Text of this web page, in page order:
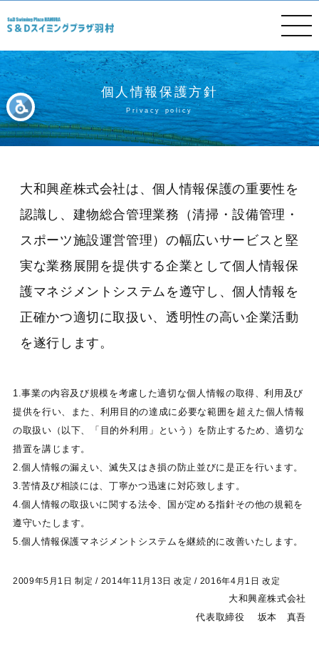
個人情報保護方針
Privacy policy
大和興産株式会社は、個人情報保護の重要性を
認識し、建物総合管理業務（清掃・設備管理・
スポーツ施設運営管理）の幅広いサービスと堅
実な業務展開を提供する企業として個人情報保
護マネジメントシステムを遵守し、個人情報を
正確かつ適切に取扱い、透明性の高い企業活動
を遂行します。
1.事業の内容及び規模を考慮した適切な個人情報の取得、利用及び
提供を行い、また、利用目的の達成に必要な範囲を超えた個人情報
の取扱い（以下、「目的外利用」という）を防止するため、適切な
措置を講じます。
2.個人情報の漏えい、滅失又はき損の防止並びに是正を行います。
3.苦情及び相談には、丁寧かつ迅速に対応致します。
4.個人情報の取扱いに関する法令、国が定める指針その他の規範を
遵守いたします。
5.個人情報保護マネジメントシステムを継続的に改善いたします。
2009年5月1日 制定 / 2014年11月13日 改定 / 2016年4月1日 改定
大和興産株式会社
代表取締役 坂本 真吾